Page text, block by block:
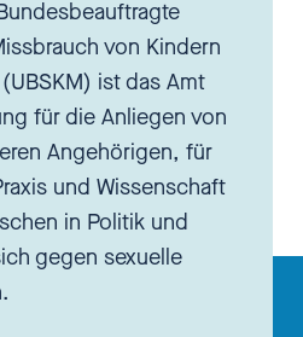
von Kindern
ist das Amt
für die Anliegen von
Angehörigen, für
und Wissenschaft
in Politik und
gegen sexuelle